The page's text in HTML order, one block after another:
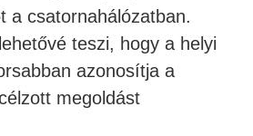
a csatornahálózatban.
teszi, hogy a helyi
azonosítja a
megoldást